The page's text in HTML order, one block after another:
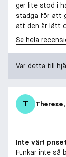
ger lite stöd i
stadga för att
att den är lätt
Se hela
Var detta till
T Therese
Inte värt priset
Funkar inte så